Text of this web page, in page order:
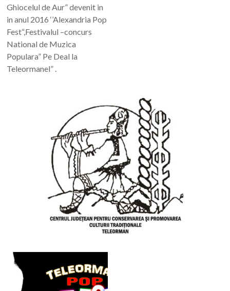
Ghiocelul de Aur” devenit in
in anul 2016 ‘’Alexandria Pop
Fest“,Festivalul –concurs
National de Muzica
Populara” Pe Deal la
Teleormanel” .